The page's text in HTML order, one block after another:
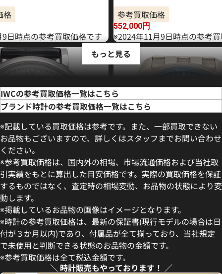
格
日時点の参考買取価格です
参考買取価格
552,000円
※2024年11月9日時点の参考
ィノ IW391031
格
日時点の参考買取価格です
参考買取価格
499,000円
※2026年5月9日時点の参考買
もっと見る
IWCの参考買取価格一覧はこちら
ブランド時計の参考買取価格一覧はこちら
※記載している買取価格は参考です。また、一部買取できない
お品物もございますので、詳しくはスタッフまでお問い合わせ
ください。
※参考買取価格は、国内外の相場、市場流通価格および当社取
引実績をもとに算出した目安価格です。実際の買取価格を保証
するものではなく、査定時の相場変動、お品物の状態により変
動します。
※掲載しているお品物の画像はイメージとなります。
※時計の参考買取価格は、最新の保証書(現行モデルの場合は日
付が３か月以内)であり、付属品が全て揃っており、当社規定
で未使用と判断できる状態のお品物の金額です。
※参考買取価格は全て税込金額です。
＼ 時計販売もやっております！ ／